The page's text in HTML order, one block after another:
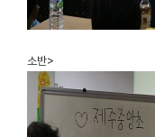
<숲 속
소반>